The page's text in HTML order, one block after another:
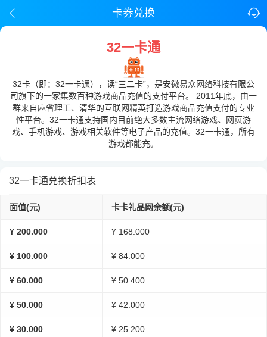
卡券兑换
32一卡通
32卡（即：32一卡通），读“三二卡”，是安徽易众网络科技有限公
司旗下的一家集数百种游戏商品充值的支付平台。 2011年底，由一
群来自麻省理工、清华的互联网精英打造游戏商品充值支付的专业
性平台。32一卡通支持国内目前绝大多数主流网络游戏、网页游
戏、手机游戏、游戏相关软件等电子产品的充值。32一卡通，所有
游戏都能充。
32一卡通兑换折扣表
面值(元) 卡卡礼品网余额(元)
¥ 200.000 ¥ 168.000
¥ 100.000 ¥ 84.000
¥ 60.000 ¥ 50.400
¥ 50.000 ¥ 42.000
¥ 30.000 ¥ 25.200